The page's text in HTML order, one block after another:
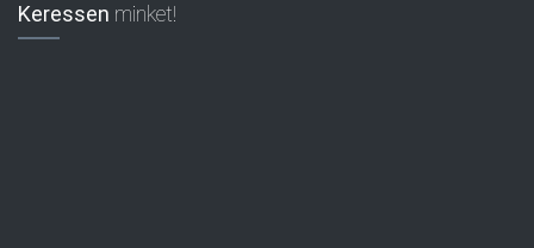
Keressen minket!